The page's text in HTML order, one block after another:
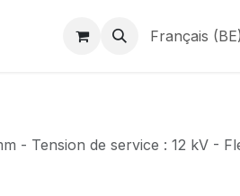
À propos de BINAME
Français (BE)
- Tension de service : 12 kV -